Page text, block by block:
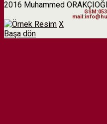
2016 Muhammed
X
Başa dön